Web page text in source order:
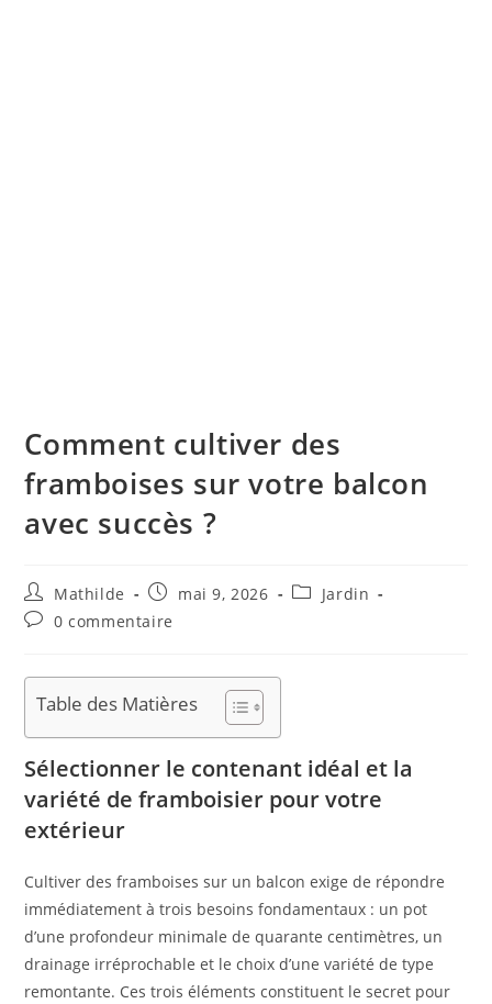
Comment cultiver des
framboises sur votre balcon
avec succès ?
Mathilde mai 9, 2026
Jardin
0 commentaire
Table des Matières
Sélectionner le contenant idéal et la
variété de framboisier pour votre
extérieur
Cultiver des framboises sur un balcon exige de répondre
immédiatement à trois besoins fondamentaux : un pot
d’une profondeur minimale de quarante centimètres, un
drainage irréprochable et le choix d’une variété de type
remontante. Ces trois éléments constituent le secret pour